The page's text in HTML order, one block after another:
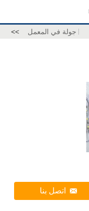
جولة في المعمل >>
اتصل بنا